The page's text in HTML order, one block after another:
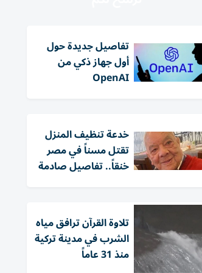
تفاصيل جديدة حول
أول جهاز ذكي من
OpenAI
خدعة تنظيف المنزل
تقتل مسناً في مصر
خنقاً.. تفاصيل صادمة
تلاوة القرآن ترافق مياه
الشرب في مدينة تركية
منذ 31 عاماً